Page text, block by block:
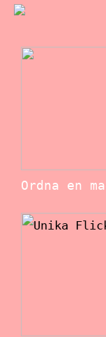
Ordna en